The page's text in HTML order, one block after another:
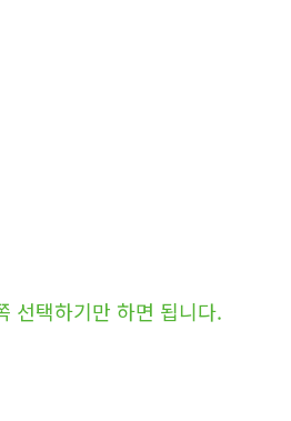
선택하기만 하면 됩니다.